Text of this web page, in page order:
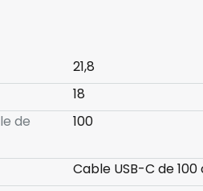
21,8
18
de
100
Cable USB-C de